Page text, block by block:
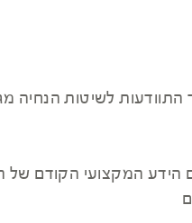
לשיטות הנחיה
הידע המקצועי הקודם